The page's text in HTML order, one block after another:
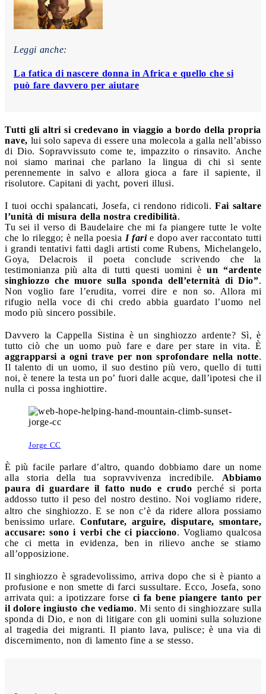
Leggi anche:
La fatica di nascere donna in Africa e quello che si
può fare davvero per aiutare
Tutti gli altri si credevano in viaggio a bordo della propria
nave, lui solo sapeva di essere una molecola a galla nell’abisso
di Dio. Sopravvissuto come te, impazzito o rinsavito. Anche
noi siamo marinai che parlano la lingua di chi si sente
perennemente in salvo e allora gioca a fare il sapiente, il
risolutore. Capitani di yacht, poveri illusi.
I tuoi occhi spalancati, Josefa, ci rendono ridicoli. Fai saltare
l’unità di misura della nostra credibilità.
Tu sei il verso di Baudelaire che mi fa piangere tutte le volte
che lo rileggo; è nella poesia I fari e dopo aver raccontato tutti
i grandi tentativi fatti dagli artisti come Rubens, Michelangelo,
Goya, Delacrois il poeta conclude scrivendo che la
testimonianza più alta di tutti questi uomini èun “ardente
singhiozzo che muore sulla sponda dell’eternità di Dio”.
Non voglio fare l’erudita, vorrei dire e non so. Allora mi
rifugio nella voce di chi credo abbia guardato l’uomo nel
modo più sincero possibile.
Davvero la Cappella Sistina è un singhiozzo ardente? Sì, è
tutto ciò che un uomo può fare e dare per stare in vita. È
aggrapparsi a ogni trave per non sprofondare nella notte.
Il talento di un uomo, il suo destino più vero, quello di tutti
noi, è tenere la testa un po’ fuori dalle acque, dall’ipotesi che il
nulla ci possa inghiottire.
Jorge CC
È più facile parlare d’altro, quando dobbiamo dare un nome
alla storia della tua sopravvivenza incredibile. Abbiamo
paura di guardare il fatto nudo e crudo perché si porta
addosso tutto il peso del nostro destino. Noi vogliamo ridere,
altro che singhiozzo.E se non c’è da ridere allora possiamo
benissimo urlare. Confutare, arguire, disputare, smontare,
accusare: sono i verbi che ci piacciono. Vogliamo qualcosa
che ci metta in evidenza, ben in rilievo anche se stiamo
all’opposizione.
Il singhiozzo è sgradevolissimo, arriva dopo che si è pianto a
profusione e non smette di farci sussultare. Ecco, Josefa, sono
arrivata qui: a ipotizzare forse ci fa bene piangere tanto per
il dolore ingiusto che vediamo. Mi sento di singhiozzare sulla
sponda di Dio, e non di litigare con gli uomini sulla soluzione
al tragedia dei migranti. Il pianto lava, pulisce; è una via di
discernimento, non di lamento fine a se stesso.